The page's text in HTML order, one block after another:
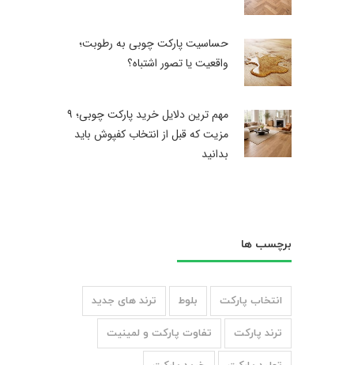
حساسیت پارکت چوبی به رطوبت؛
واقعیت یا تصور اشتباه؟
مهم ترین دلایل خرید پارکت چوبی؛ ۹
مزیت که قبل از انتخاب کفپوش باید
بدانید
برچسب ها
انتخاب پارکت بلوط ترند های جدید
ترند پارکت تفاوت پارکت و لمینیت